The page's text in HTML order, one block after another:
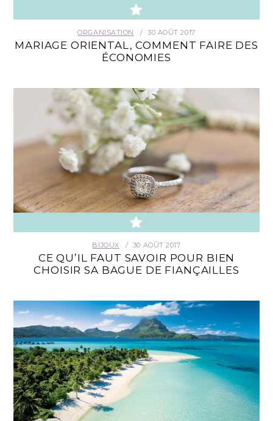
ORGANISATION 30 AOÛT 2017
MARIAGE ORIENTAL, COMMENT FAIRE DES
ÉCONOMIES
BIJOUX 30 AOÛT 2017
CE QU’IL FAUT SAVOIR POUR BIEN
CHOISIR SA BAGUE DE FIANÇAILLES